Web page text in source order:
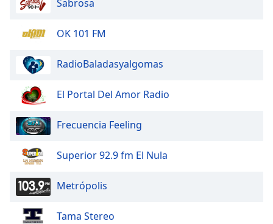
window.
cancel
close
window.
Color
Sabrosa
OK 101 FM
RadioBaladasyalgomas
El Portal Del Amor Radio
Frecuencia Feeling
Superior 92.9 fm El Nula
Metrópolis
Tama Stereo